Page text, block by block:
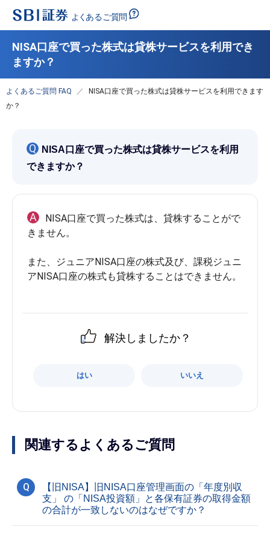
NISA口座で買った株式は貸株サービスを利用でき
ますか？
よくあるご質問 FAQ
NISA口座で買った株式は貸株サービスを利用できます
か？
Q
NISA口座で買った株式は貸株サービスを利用
できますか？
A
NISA口座で買った株式は、貸株することがで
きません。
また、ジュニアNISA口座の株式及び、課税ジュニ
解決しましたか？
はい いいえ
関連するよくあるご質問
Q
【旧NISA】旧NISA口座管理画面の「年度別収
支」 の「NISA投資額」と各保有証券の取得金額
の合計が一致しないのはなぜですか？